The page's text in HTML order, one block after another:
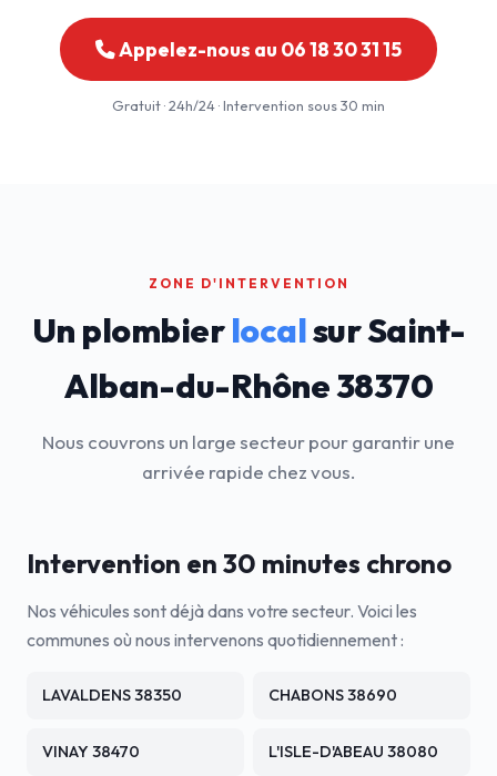
Appelez-nous au 06 18 30 31 15
Gratuit · 24h/24 · Intervention sous 30 min
ZONE D'INTERVENTION
Un plombierlocalsur Saint-
Alban-du-Rhône 38370
Nous couvrons un large secteur pour garantir une
arrivée rapide chez vous.
Intervention en 30 minutes chrono
Nos véhicules sont déjà dans votre secteur. Voici les
communes où nous intervenons quotidiennement :
LAVALDENS 38350 CHABONS 38690
VINAY 38470 L'ISLE-D'ABEAU 38080